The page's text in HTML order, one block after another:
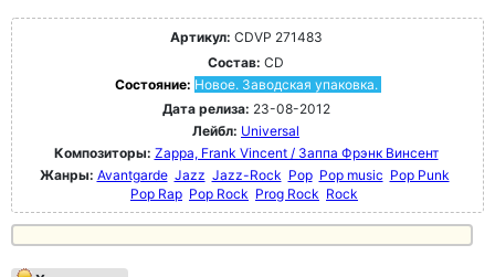
Артикул: CDVP 271483
Состав: CD
Состояние: Новое. Заводская упаковка.
Дата релиза: 23-08-2012
Лейбл: Universal
Композиторы: Zappa, Frank Vincent / Заппа Фрэнк Винсент
Жанры: Avantgarde Jazz Jazz-Rock Pop Pop music Pop Punk
Pop Rap Pop Rock Prog Rock Rock